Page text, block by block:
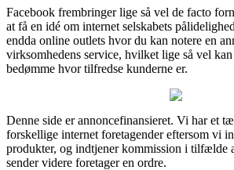
Facebook frembringer lige så vel de facto
at få en idé om internet selskabets
endda online outlets hvor du kan notere en
virksomhedens service, hvilket lige så vel
bedømme hvor tilfredse kunderne er.
Denne side er annoncefinansieret. Vi har et
forskellige internet foretagender eftersom vi
produkter, og indtjener kommission i tilfælde
sender videre foretager en ordre.